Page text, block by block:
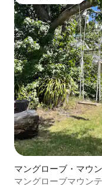
マングローブ・マウ
マングローブマウン